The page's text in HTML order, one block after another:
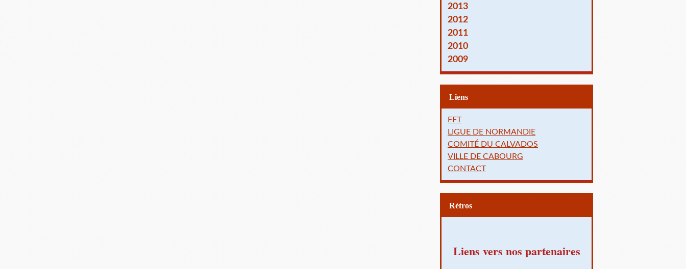
2013
2012
2011
2010
2009
Liens
FFT
LIGUE DE NORMANDIE
COMITÉ DU CALVADOS
VILLE DE CABOURG
CONTACT
Rétros
Liens vers nos partenaires